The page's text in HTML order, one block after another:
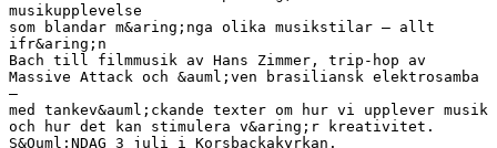
musikupplevelse
som blandar m&aring;nga olika musikstilar — allt
ifr&aring;n
Bach till filmmusik av Hans Zimmer, trip-hop av
Massive Attack och &auml;ven brasiliansk elektrosamba
—
med tankev&auml;ckande texter om hur vi upplever musik
och hur det kan stimulera v&aring;r kreativitet.
S&Ouml;NDAG 3 juli i Korsbackakyrkan.